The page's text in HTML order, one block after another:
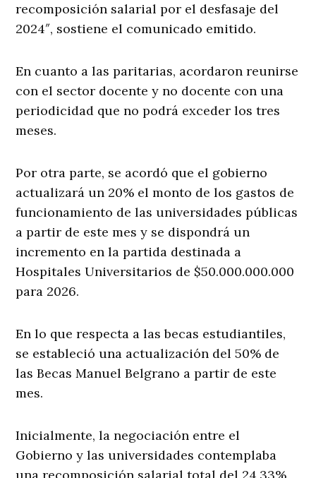
recomposición salarial por el desfasaje del
2024″, sostiene el comunicado emitido.
En cuanto a las paritarias, acordaron reunirse
con el sector docente y no docente con una
periodicidad que no podrá exceder los tres
meses.
Por otra parte, se acordó que el gobierno
actualizará un 20% el monto de los gastos de
funcionamiento de las universidades públicas
a partir de este mes y se dispondrá un
incremento en la partida destinada a
Hospitales Universitarios de $50.000.000.000
para 2026.
En lo que respecta a las becas estudiantiles,
se estableció una actualización del 50% de
las Becas Manuel Belgrano a partir de este
mes.
Inicialmente, la negociación entre el
Gobierno y las universidades contemplaba